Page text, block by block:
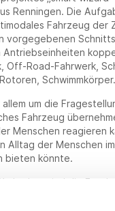
Renningen. Die
Fahrzeug der
vorgegebenen
Off-Road-Fahrwerk,
Schwimmkörper.
um die
Fahrzeug
Menschen reagieren
Alltag der Menschen
bieten könnte.
sind die
in Form von